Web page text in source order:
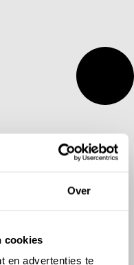
Over
cookies
en advertenties te